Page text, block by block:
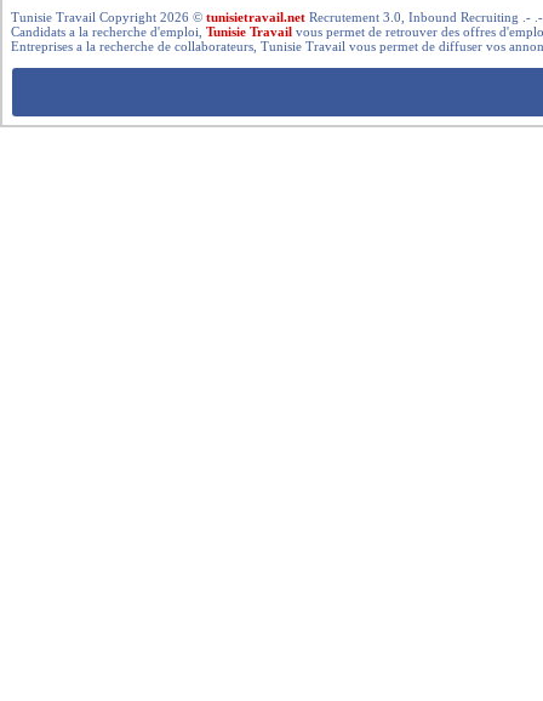
Tunisie Travail Copyright 2026 ©tunisietravail.net Recrutement 3.0, Inbound Recruiting .-
Candidats a la recherche d'emploi,Tunisie Travail vous permet de retrouver des offres
Entreprises a la recherche de collaborateurs, Tunisie Travail vous permet de diffuser vos